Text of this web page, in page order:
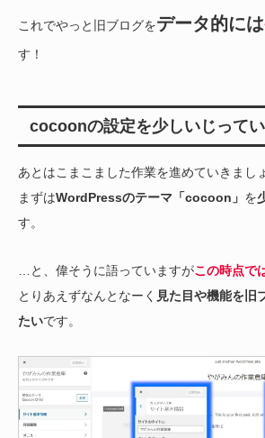
これでやっと旧ブログをデータ的には
す！
cocoonの設定を少しいじってい
あとはこまこました作業を進めていきまし
まずはWordPressのテーマ「cocoon」 を
す。
…と、偉そうに語っていますがこの時点で
とりあえずなんとなーく 見た目や機能を旧
たいです。